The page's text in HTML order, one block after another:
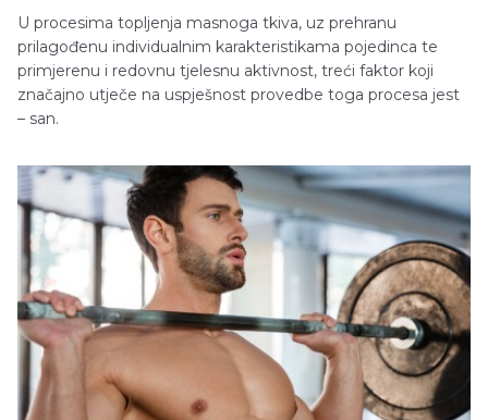
U procesima topljenja masnoga tkiva, uz prehranu
prilagođenu individualnim karakteristikama pojedinca te
primjerenu i redovnu tjelesnu aktivnost, treći faktor koji
značajno utječe na uspješnost provedbe toga procesa jest
– san.